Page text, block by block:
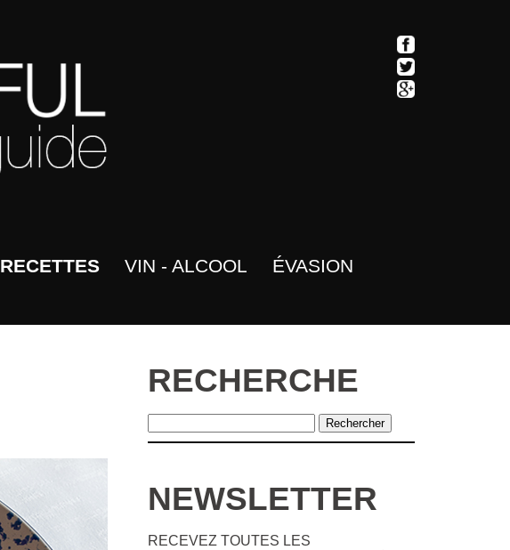
RECETTES VIN - ALCOOL
ÉVASION
RECHERCHE
NEWSLETTER
RECEVEZ TOUTES LES